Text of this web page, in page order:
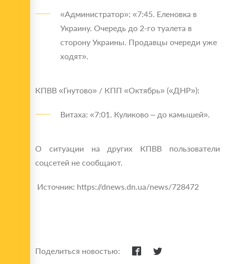
«Администратор»: «7:45. Еленовка в
Украину. Очередь до 2-го туалета в
сторону Украины. Продавцы очереди уже
ходят».
КПВВ «Гнутово» / КПП «Октябрь» («ДНР»):
Витаха: «7:01. Куликово – до камышей».
О ситуации на других КПВВ пользователи
соцсетей не сообщают.
Источник: https://dnews.dn.ua/news/728472
Поделиться новостью: